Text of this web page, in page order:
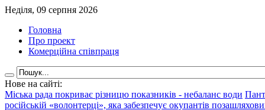
Неділя, 09 серпня 2026
Головна
Про проект
Комерційна співпраця
Нове на сайті:
Міська рада покриває різницю показників - небаланс води
російській «волонтерці», яка забезпечує окупантів